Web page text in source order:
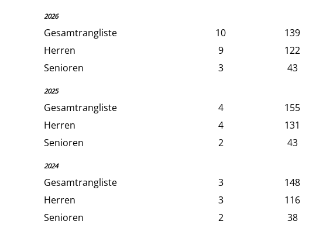
2026
Gesamtrangliste 10
139
Herren
9
122
Senioren
3 43
2025
Gesamtrangliste 4
155
Herren
4
131
Senioren
2 43
2024
Gesamtrangliste 3
148
Herren
3
116
Senioren
2 38